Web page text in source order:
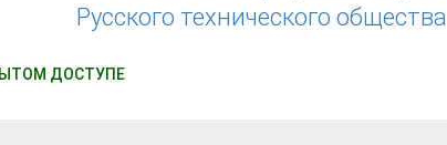
Русского технического общества
ДОСТУПЕ